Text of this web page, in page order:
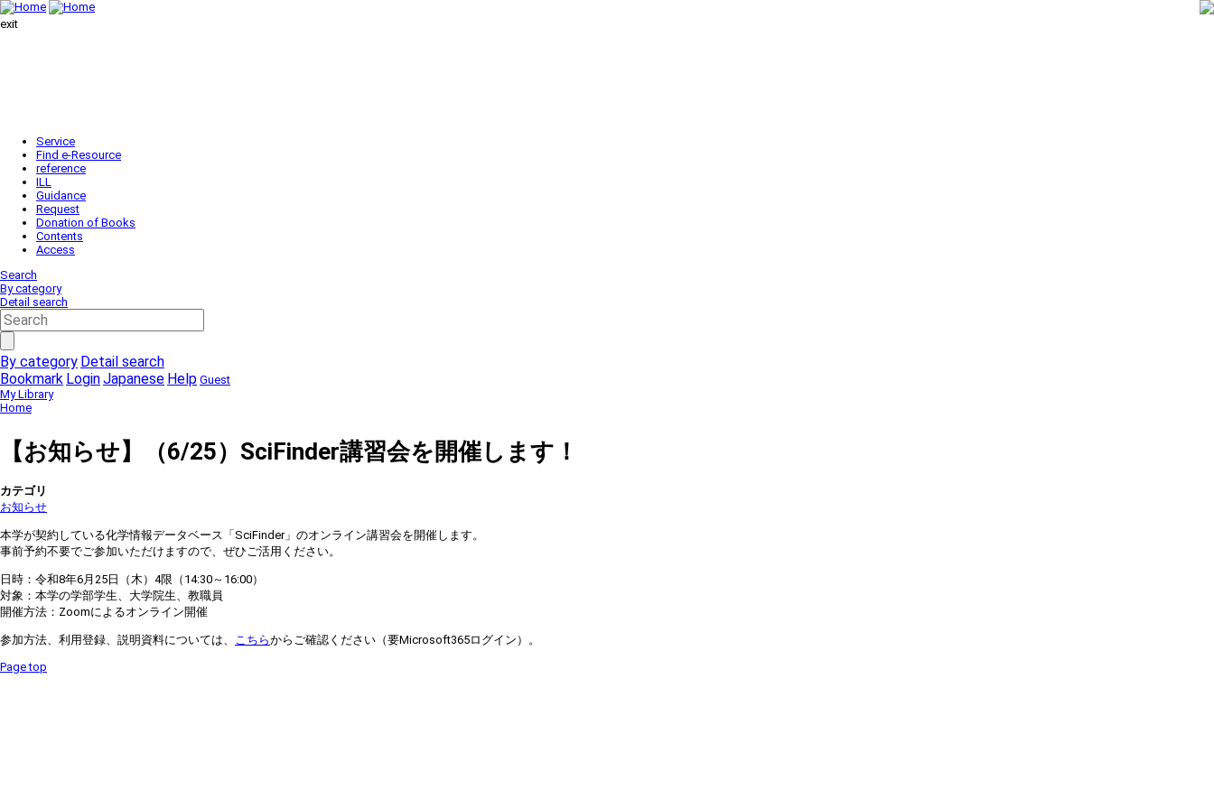
exit
Service
Find e-Resource
reference
ILL
Guidance
Request
Donation of Books
Contents
Access
Search
By category
Detail search
By category Detail search
Bookmark LoginJapanese Help Guest
My Library
Home
【お知らせ】（6/25）SciFinder講習会を開催します！
カテゴリ
お知らせ
本学が契約している化学情報データベース「SciFinder」のオンライン講習会を開催します。
事前予約不要でご参加いただけますので、ぜひご活用ください。
日時：令和8年6月25日（木）4限（14:30～16:00）
対象：本学の学部学生、大学院生、教職員
開催方法：Zoomによるオンライン開催
参加方法、利用登録、説明資料については、 こちらからご確認ください（要Microsoft365ログイン）。
Page top